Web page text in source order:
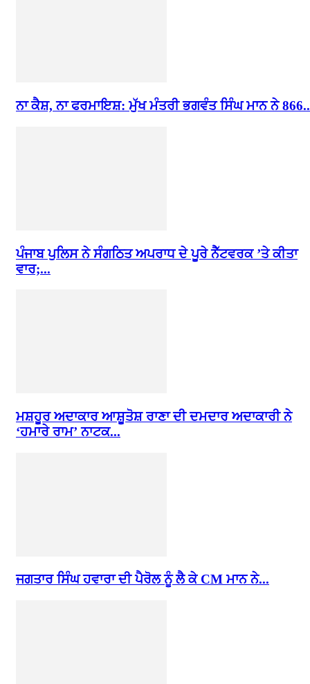
ਨਾ ਕੈਸ਼, ਨਾ ਫਰਮਾਇਸ਼: ਮੁੱਖ ਮੰਤਰੀ ਭਗਵੰਤ ਸਿੰਘ ਮਾਨ ਨੇ
ਪੰਜਾਬ ਪੁਲਿਸ ਨੇ ਸੰਗਠਿਤ ਅਪਰਾਧ ਦੇ ਪੂਰੇ ਨੈੱਟਵਰਕ ’ਤੇ ਕੀਤਾ
ਵਾਰ;...
ਮਸ਼ਹੂਰ ਅਦਾਕਾਰ ਆਸ਼ੂਤੋਸ਼ ਰਾਣਾ ਦੀ ਦਮਦਾਰ ਅਦਾਕਾਰੀ ਨੇ
‘ਹਮਾਰੇ ਰਾਮ’ ਨਾਟਕ...
ਜਗਤਾਰ ਸਿੰਘ ਹਵਾਰਾ ਦੀ ਪੈਰੋਲ ਨੂੰ ਲੈ ਕੇ CM ਮਾਨ ਨੇ...